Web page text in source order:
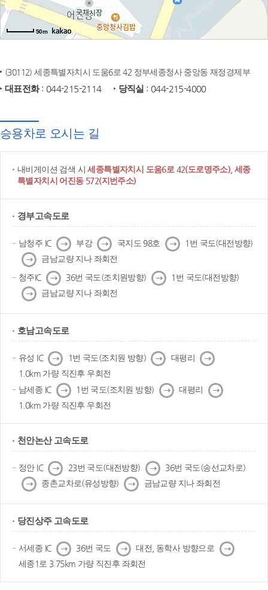
50m
(30112) 세종특별자치시 도움6로 42 정부세종청사 중앙동 재정경제부
대표전화: 044-215-2114 당직실 : 044-215-4000
승용차로 오시는 길
내비게이션 검색 시세종특별자치시 도움6로 42(도로명주소), 세종
특별자치시 어진동 572(지번주소)
경부고속도로
남청주 IC 다
음
부강 다
음
국지도 98호 다
음
1번 국도(대전방향)
다
음
금남교량 지나 좌회전
청주IC 다
음
36번 국도(조치원방향) 다
음
1번 국도(대전방향)
다
음
금남교량 지나 좌회전
호남고속도로
유성 IC 다
음
1번 국도(조치원 방향) 다
음
대평리 다
음
1.0km 가량 직진후 우회전
남세종 IC 다
음
1번 국도(조치원 방향) 다
음
대평리
다
음
1.0km 가량 직진후 우회전
천안논산 고속도로
정안 IC 다
음
23번 국도(대전방향) 다
음
36번 국도(송선교차로)
다
음
종촌교차로(유성방향) 다
음
금남교량 지나 좌회전
당진상주 고속도로
서세종 IC 다
음
36번 국도 다
음
대전, 동학사 방향으로 다
음
세종1로 3.75km 가량 직진후 좌회전